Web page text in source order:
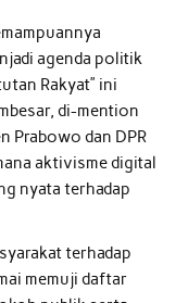
agenda politik
Rakyat” ini
di-mention
Prabowo dan DPR
aktivisme digital
nyata terhadap
terhadap
memuji daftar